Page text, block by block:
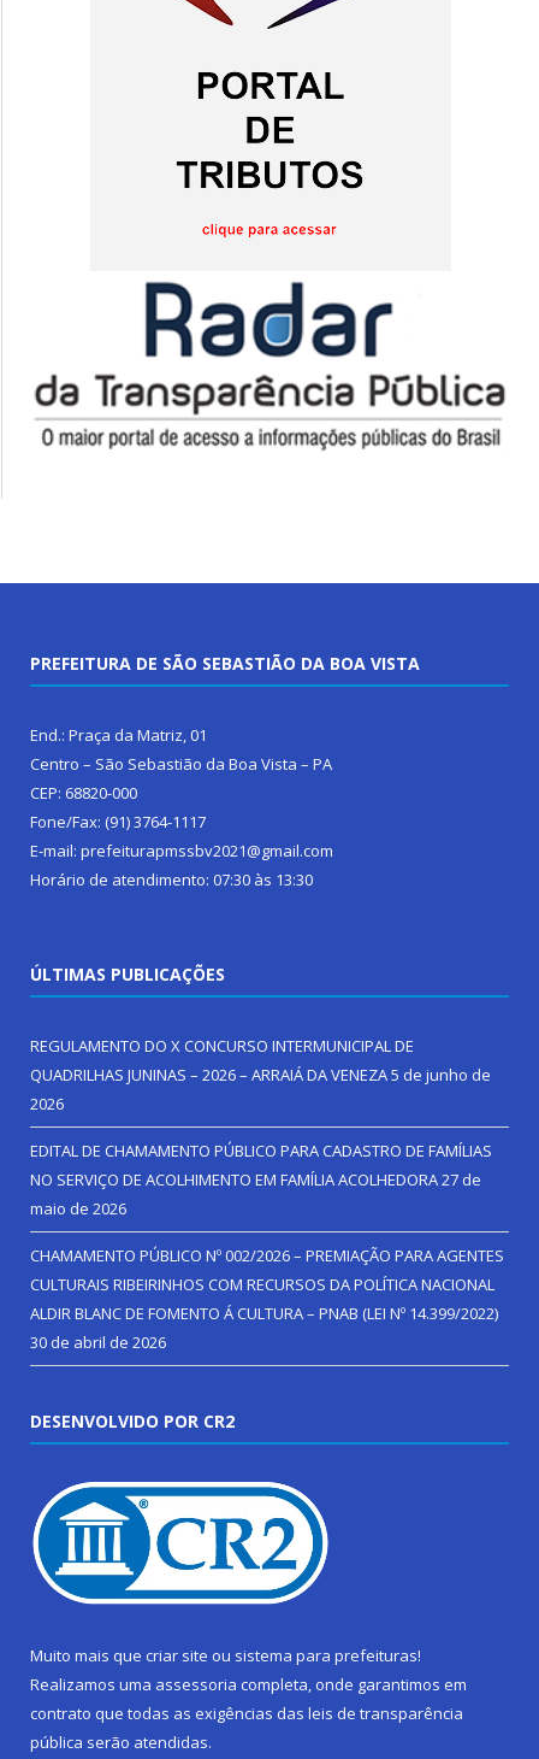
PREFEITURA DE SÃO SEBASTIÃO DA BOA VISTA
End.: Praça da Matriz, 01
Centro – São Sebastião da Boa Vista – PA
CEP: 68820-000
Fone/Fax: (91) 3764-1117
E-mail: prefeiturapmssbv2021@gmail.com
Horário de atendimento: 07:30 às 13:30
ÚLTIMAS PUBLICAÇÕES
REGULAMENTO DO X CONCURSO INTERMUNICIPAL DE
QUADRILHAS JUNINAS – 2026 – ARRAIÁ DA VENEZA5 de junho de
2026
EDITAL DE CHAMAMENTO PÚBLICO PARA CADASTRO DE FAMÍLIAS
NO SERVIÇO DE ACOLHIMENTO EM FAMÍLIA ACOLHEDORA27 de
maio de 2026
CHAMAMENTO PÚBLICO Nº 002/2026 – PREMIAÇÃO PARA AGENTES
CULTURAIS RIBEIRINHOS COM RECURSOS DA POLÍTICA NACIONAL
ALDIR BLANC DE FOMENTO Á CULTURA – PNAB (LEI Nº 14.399/2022)
30 de abril de 2026
DESENVOLVIDO POR CR2
Muito mais que criar site ou sistema para prefeituras!
Realizamos uma assessoria completa, onde garantimos em
contrato que todas as exigências das leis de transparência
pública serão atendidas.